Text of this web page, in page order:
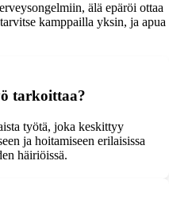
älä epäröi ottaa
kamppailla yksin, ja apua
tarkoittaa?
työtä, joka keskittyy
ja hoitamiseen erilaisissa
häiriöissä.